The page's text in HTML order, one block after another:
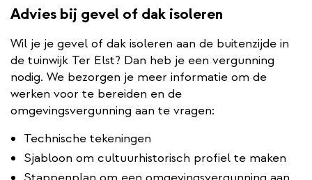
Advies bij gevel of dak isoleren
Wil je je gevel of dak isoleren aan de buitenzijde in
de tuinwijk Ter Elst? Dan heb je een vergunning
nodig. We bezorgen je meer informatie om de
werken voor te bereiden en de
omgevingsvergunning aan te vragen:
Technische tekeningen
Sjabloon om cultuurhistorisch profiel te maken